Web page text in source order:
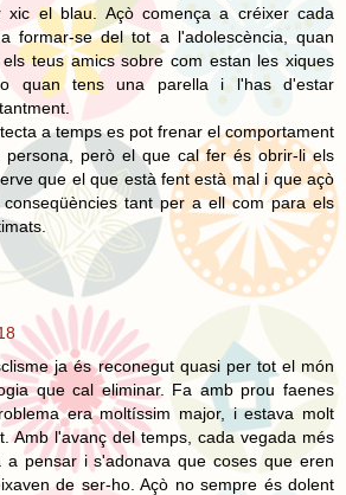
el blau. Açò comença a créixer cada
formar-se del tot a l'adolescència, quan
teus amics sobre com estan les xiques
quan tens una parella i l'has d'estar
a temps es pot frenar el comportament
persona, però el que cal fer és obrir-li els
que el que està fent està mal i que açò
tant per a ell com para els
ja és reconegut quasi per tot el món
que cal eliminar. Fa amb prou faenes
era moltíssim major, i estava molt
Amb l'avanç del temps, cada vegada més
a pensar i s'adonava que coses que eren
de ser-ho. Açò no sempre és dolent